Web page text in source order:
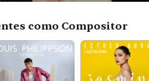
como Compositor